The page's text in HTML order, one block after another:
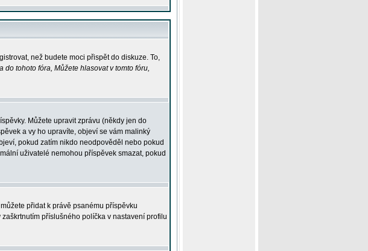
než budete moci přispět do diskuze. To,
do tohoto fóra, Můžete hlasovat v tomto fóru,
Můžete upravit zprávu (někdy jen do
a vy ho upravíte, objeví se vám malinký
pokud zatím nikdo neodpověděl nebo pokud
uživatelé nemohou příspěvek smazat, pokud
přidat k právě psanému příspěvku
příslušného políčka v nastavení profilu